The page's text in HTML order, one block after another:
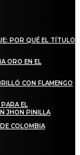
POR QUÉ EL TÍTULO
ORO EN EL
CON FLAMENGO
EL
JHON PINILLA
COLOMBIA